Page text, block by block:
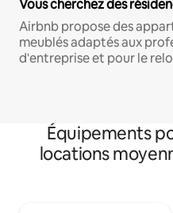
Vous cherchez des
Airbnb propose des
meublés adaptés aux
d'entreprise et pour le
Équipements
locations